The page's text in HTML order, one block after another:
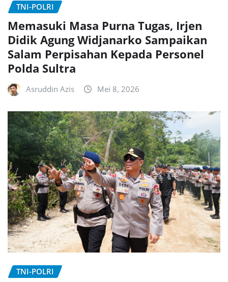
TNI-POLRI
Memasuki Masa Purna Tugas, Irjen
Didik Agung Widjanarko Sampaikan
Salam Perpisahan Kepada Personel
Polda Sultra
Asruddin Azis Mei 8, 2026
TNI-POLRI